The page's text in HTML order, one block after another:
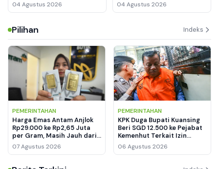
04 Agustus 2026 04 Agustus 2026
Pilihan Indeks
PEMERINTAHAN
Harga Emas Antam Anjlok
Rp29.000 ke Rp2,65 Juta
per Gram, Masih Jauh dari
Rekor Tertinggi
07 Agustus 2026
PEMERINTAHAN
KPK Duga Bupati Kuansing
Beri SGD 12.500 ke Pejabat
Kemenhut Terkait Izin
Kawasan Hutan
06 Agustus 2026